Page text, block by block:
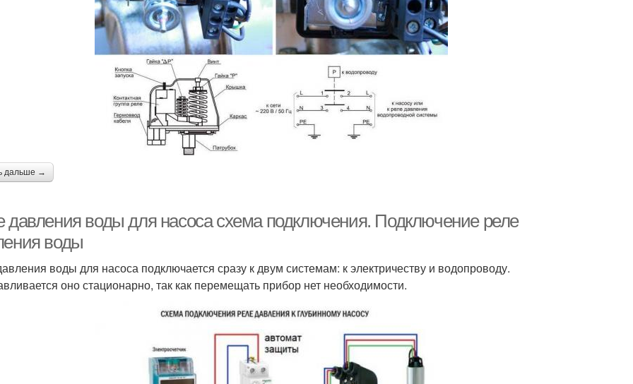
дальше →
давления воды для насоса схема подключения. Подключение реле
воды
воды для насоса подключается сразу к двум системам: к электричеству и водопроводу.
оно стационарно, так как перемещать прибор нет необходимости.